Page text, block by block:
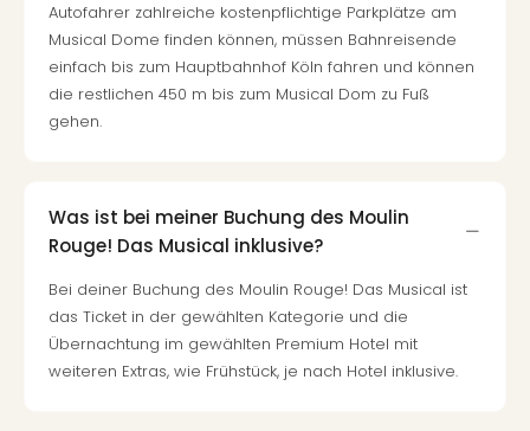
Autofahrer zahlreiche kostenpflichtige Parkplätze am
Musical Dome finden können, müssen Bahnreisende
einfach bis zum Hauptbahnhof Köln fahren und können
die restlichen 450 m bis zum Musical Dom zu Fuß
gehen.
Was ist bei meiner Buchung des Moulin
Rouge! Das Musical inklusive?
Bei deiner Buchung des Moulin Rouge! Das Musical ist
das Ticket in der gewählten Kategorie und die
Übernachtung im gewählten Premium Hotel mit
weiteren Extras, wie Frühstück, je nach Hotel inklusive.